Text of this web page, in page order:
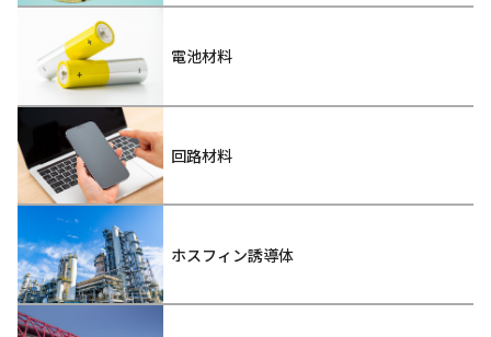
電池材料
回路材料
ホスフィン誘導体